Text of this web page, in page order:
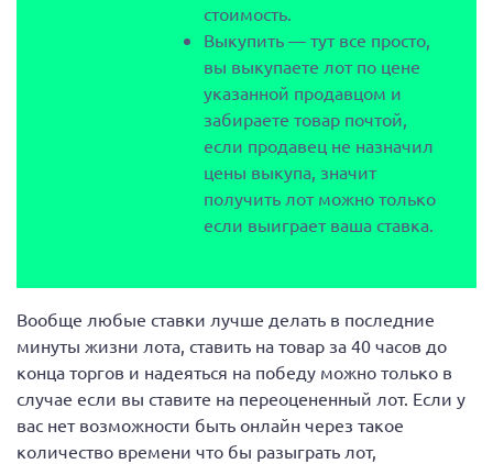
стоимость.
Выкупить — тут все просто,
вы выкупаете лот по цене
указанной продавцом и
забираете товар почтой,
если продавец не назначил
цены выкупа, значит
получить лот можно только
если выиграет ваша ставка.
Вообще любые ставки лучше делать в последние
минуты жизни лота, ставить на товар за 40 часов до
конца торгов и надеяться на победу можно только в
случае если вы ставите на переоцененный лот. Если у
вас нет возможности быть онлайн через такое
количество времени что бы разыграть лот,